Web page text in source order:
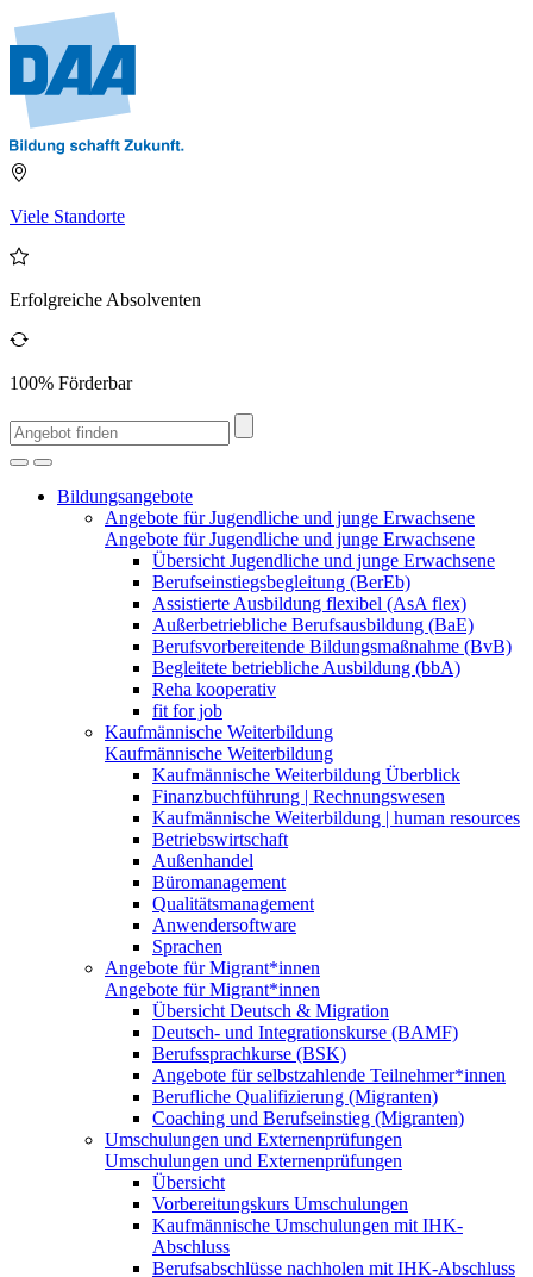
Viele Standorte
Erfolgreiche Absolventen
100% Förderbar
Bildungsangebote
Angebote für Jugendliche und junge Erwachsene
Angebote für Jugendliche und junge Erwachsene
Übersicht Jugendliche und junge Erwachsene
Berufseinstiegsbegleitung (BerEb)
Assistierte Ausbildung flexibel (AsA flex)
Außerbetriebliche Berufsausbildung (BaE)
Berufsvorbereitende Bildungsmaßnahme (BvB)
Begleitete betriebliche Ausbildung (bbA)
Reha kooperativ
fit for job
Kaufmännische Weiterbildung
Kaufmännische Weiterbildung
Kaufmännische Weiterbildung Überblick
Finanzbuchführung | Rechnungswesen
Kaufmännische Weiterbildung | human resources
Betriebswirtschaft
Außenhandel
Büromanagement
Qualitätsmanagement
Anwendersoftware
Sprachen
Angebote für Migrant*innen
Angebote für Migrant*innen
Übersicht Deutsch & Migration
Deutsch- und Integrationskurse (BAMF)
Berufssprachkurse (BSK)
Angebote für selbstzahlende Teilnehmer*innen
Berufliche Qualifizierung (Migranten)
Coaching und Berufseinstieg (Migranten)
Umschulungen und Externenprüfungen
Umschulungen und Externenprüfungen
Übersicht
Vorbereitungskurs Umschulungen
Kaufmännische Umschulungen mit IHK-
Abschluss
Berufsabschlüsse nachholen mit IHK-Abschluss